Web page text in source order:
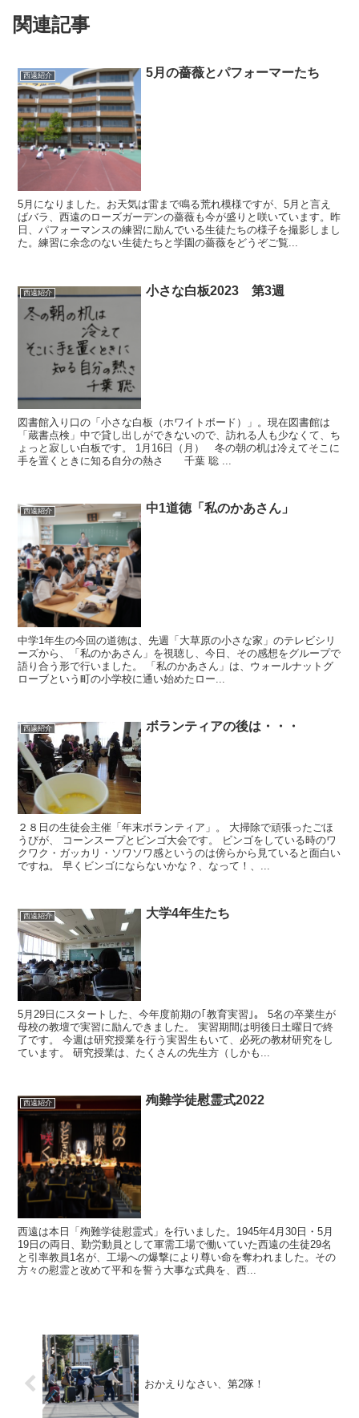
関連記事
西遠紹介 5月の薔薇とパフォーマーたち
5月になりました。お天気は雷まで鳴る荒れ模様ですが、5月と言え
ばバラ、西遠のローズガーデンの薔薇も今が盛りと咲いています。昨
日、パフォーマンスの練習に励んでいる生徒たちの様子を撮影しまし
た。練習に余念のない生徒たちと学園の薔薇をどうぞご覧...
西遠紹介 小さな白板2023 第3週
図書館入り口の「小さな白板（ホワイトボード）」。現在図書館は
「蔵書点検」中で貸し出しができないので、訪れる人も少なくて、ち
ょっと寂しい白板です。 1月16日（月） 冬の朝の机は冷えてそこに
手を置くときに知る自分の熱さ 千葉 聡 ...
西遠紹介 中1道徳「私のかあさん」
中学1年生の今回の道徳は、先週「大草原の小さな家」のテレビシリ
ーズから、「私のかあさん」を視聴し、今日、その感想をグループで
語り合う形で行いました。 「私のかあさん」は、ウォールナットグ
ローブという町の小学校に通い始めたロー...
西遠紹介 ボランティアの後は・・・
２８日の生徒会主催「年末ボランティア」。 大掃除で頑張ったごほ
うびが、 コーンスープとビンゴ大会です。 ビンゴをしている時のワ
クワク・ガッカリ・ソワソワ感というのは傍らから見ていると面白い
ですね。 早くビンゴにならないかな？、なって！、...
西遠紹介 大学4年生たち
5月29日にスタートした、今年度前期の｢教育実習｣。 5名の卒業生が
母校の教壇で実習に励んできました。 実習期間は明後日土曜日で終
了です。 今週は研究授業を行う実習生もいて、必死の教材研究をし
ています。 研究授業は、たくさんの先生方（しかも...
西遠紹介 殉難学徒慰霊式2022
西遠は本日「殉難学徒慰霊式」を行いました。1945年4月30日・5月
19日の両日、勤労動員として軍需工場で働いていた西遠の生徒29名
と引率教員1名が、工場への爆撃により尊い命を奪われました。その
方々の慰霊と改めて平和を誓う大事な式典を、西...
おかえりなさい、第2隊！